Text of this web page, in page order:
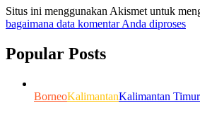
Situs ini menggunakan Akismet untuk
bagaimana data komentar Anda diproses
Popular Posts
BorneoKalimantanKalimantan Timur